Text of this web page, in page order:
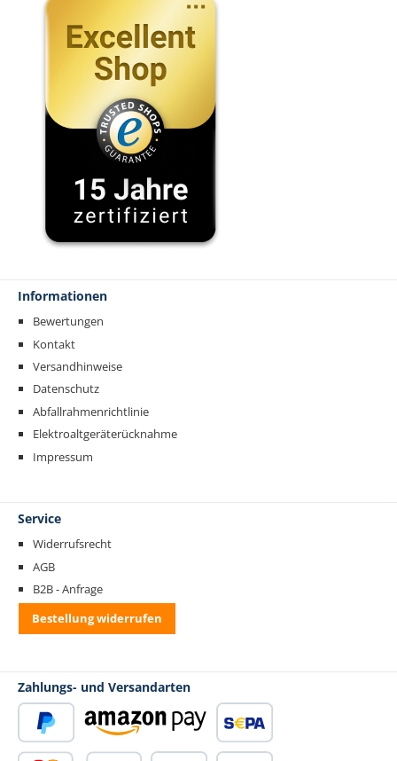
Informationen
Bewertungen
Kontakt
Versandhinweise
Datenschutz
Abfallrahmenrichtlinie
Elektroaltgeräterücknahme
Impressum
Service
Widerrufsrecht
AGB
B2B - Anfrage
Bestellung widerrufen
Zahlungs- und Versandarten
PayPal Amazon Pay SEPA Lastschrift